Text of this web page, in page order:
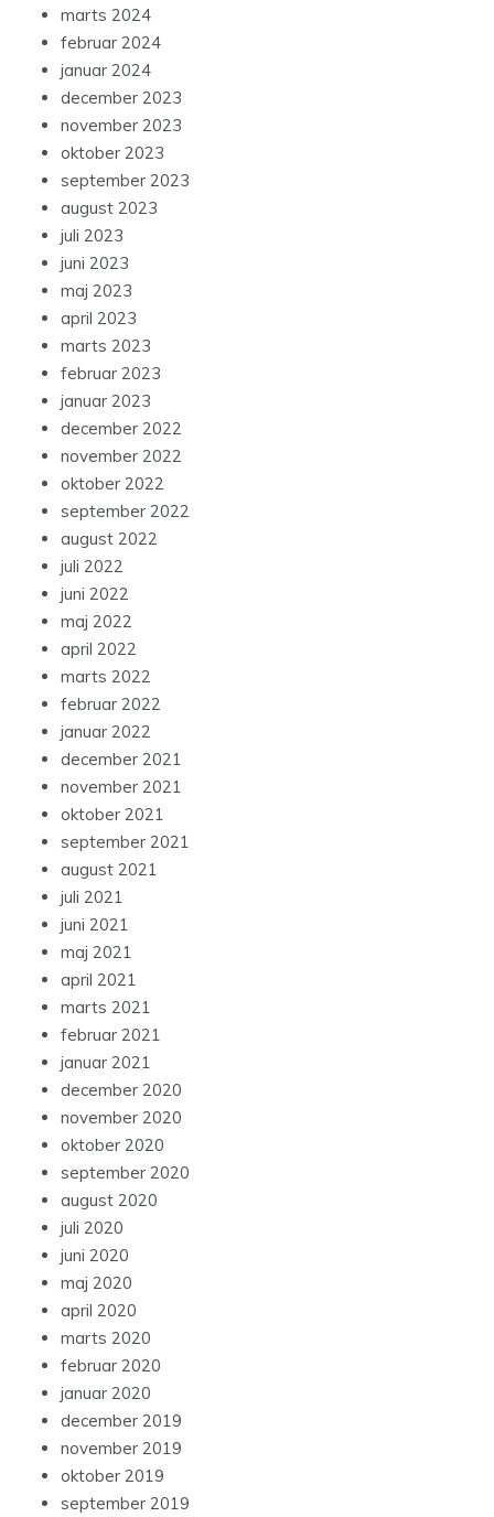
marts 2024
februar 2024
januar 2024
december 2023
november 2023
oktober 2023
september 2023
august 2023
juli 2023
juni 2023
maj 2023
april 2023
marts 2023
februar 2023
januar 2023
december 2022
november 2022
oktober 2022
september 2022
august 2022
juli 2022
juni 2022
maj 2022
april 2022
marts 2022
februar 2022
januar 2022
december 2021
november 2021
oktober 2021
september 2021
august 2021
juli 2021
juni 2021
maj 2021
april 2021
marts 2021
februar 2021
januar 2021
december 2020
november 2020
oktober 2020
september 2020
august 2020
juli 2020
juni 2020
maj 2020
april 2020
marts 2020
februar 2020
januar 2020
december 2019
november 2019
oktober 2019
september 2019